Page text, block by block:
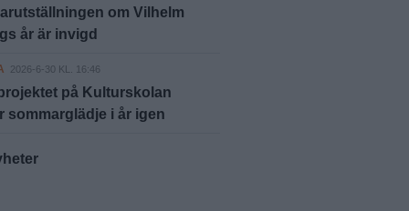
om Vilhelm
år är invigd
2026-6-30 KL. 16:46
på Kulturskolan
sommarglädje i år igen